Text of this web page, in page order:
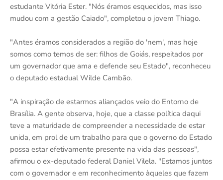
estudante Vitória Ester. "Nós éramos esquecidos, mas isso
mudou com a gestão Caiado", completou o jovem Thiago.
"Antes éramos considerados a região do 'nem', mas hoje
somos como temos de ser: filhos de Goiás, respeitados por
um governador que ama e defende seu Estado", reconheceu
o deputado estadual Wilde Cambão.
"A inspiração de estarmos aliançados veio do Entorno de
Brasília. A gente observa, hoje, que a classe política daqui
teve a maturidade de compreender a necessidade de estar
unida, em prol de um trabalho para que o governo do Estado
possa estar efetivamente presente na vida das pessoas",
afirmou o ex-deputado federal Daniel Vilela. "Estamos juntos
com o governador e em reconhecimento àqueles que fazem